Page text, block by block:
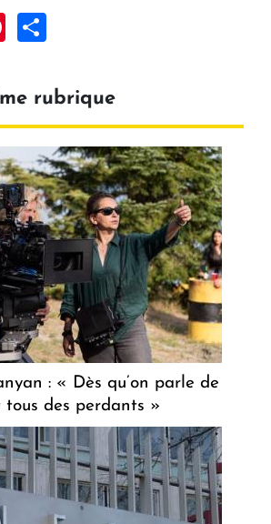
Pinterest
rubrique
: « Dès qu’on parle de
tous des perdants »